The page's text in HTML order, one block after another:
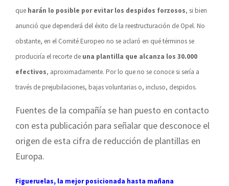
que harán lo posible por evitar los despidos forzosos, si bien
anunció que dependerá del éxito de la reestructuración de Opel. No
obstante, en el Comité Europeo no se aclaró en qué términos se
produciría el recorte de una plantilla que alcanza los 30.000
efectivos, aproximadamente. Por lo que no se conoce si sería a
través de prejubilaciones, bajas voluntarias o, incluso, despidos.
Fuentes de la compañía se han puesto en contacto
con esta publicación para señalar que desconoce el
origen de esta cifra de reducción de plantillas en
Europa.
Figueruelas, la mejor posicionada hasta mañana